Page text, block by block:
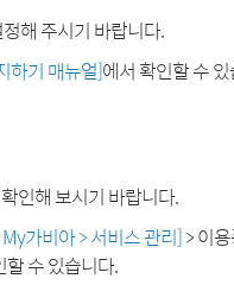
해 주시기 바랍니다.
하기 매뉴얼]에서 확인할 수
인해 보시기 바랍니다.
가비아 > 서비스 관리]> 이
할 수 있습니다.